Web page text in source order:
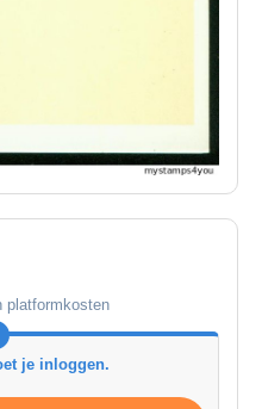
platformkosten
je inloggen.